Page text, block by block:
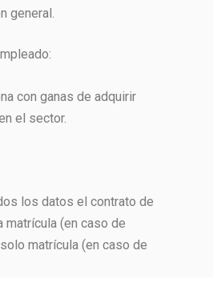
general.
con ganas de adquirir
el sector.
los datos el contrato de
matrícula (en caso de
matrícula (en caso de